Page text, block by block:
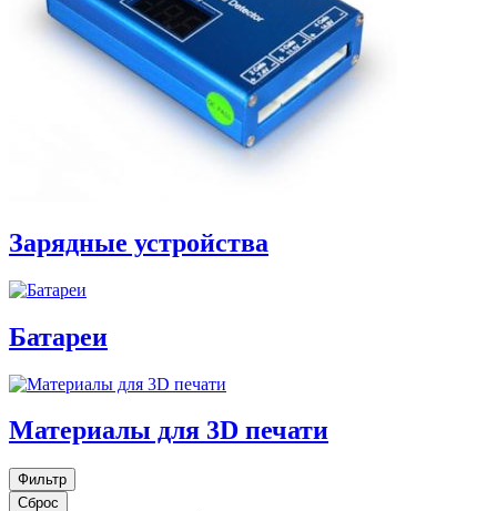
Зарядные устройства
Батареи
Материалы для 3D печати
Фильтр
Сброс